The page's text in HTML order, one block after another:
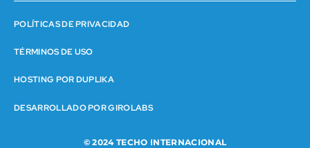
POLÍTICAS DE PRIVACIDAD
TÉRMINOS DE USO
HOSTING POR DUPLIKA
DESARROLLADO POR GIROLABS
© 2024 TECHO INTERNACIONAL